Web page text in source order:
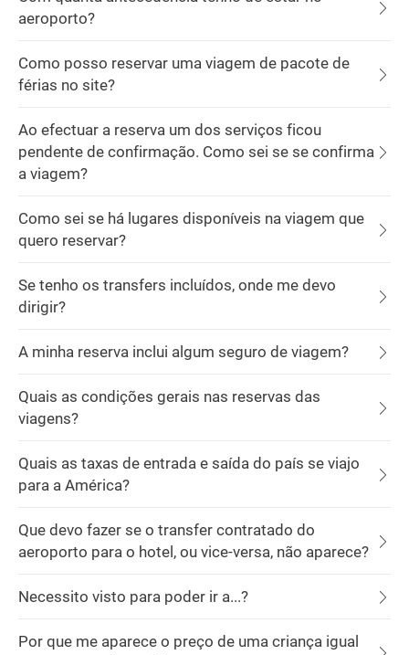
aeroporto?
Como posso reservar uma viagem de pacote de
férias no site?
Ao efectuar a reserva um dos serviços ficou
pendente de confirmação. Como sei se se confirma
a viagem?
Como sei se há lugares disponíveis na viagem que
quero reservar?
Se tenho os transfers incluídos, onde me devo
dirigir?
A minha reserva inclui algum seguro de viagem?
Quais as condições gerais nas reservas das
viagens?
Quais as taxas de entrada e saída do país se viajo
para a América?
Que devo fazer se o transfer contratado do
aeroporto para o hotel, ou vice-versa, não aparece?
Necessito visto para poder ir a...?
Por que me aparece o preço de uma criança igual